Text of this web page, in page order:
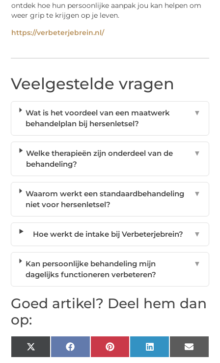
ontdek hoe hun persoonlijke aanpak jou kan helpen om
weer grip te krijgen op je leven.
https://verbeterjebrein.nl/
Veelgestelde vragen
Wat is het voordeel van een maatwerk
behandelplan bij hersenletsel?
▼
Welke therapieën zijn onderdeel van de
behandeling?
▼
Waarom werkt een standaardbehandeling
niet voor hersenletsel?
▼
Hoe werkt de intake bij Verbeterjebrein? ▼
Kan persoonlijke behandeling mijn
dagelijks functioneren verbeteren?
▼
Goed artikel? Deel hem dan
op:
X
(Twitter)
Facebook Pinterest LinkedIn Email